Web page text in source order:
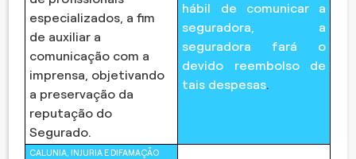
especializados, a fim
de auxiliar a
comunicação com a
imprensa, objetivando
a preservação da
reputação do
Segurado.
hábil de comunicar a
seguradora, a
seguradora fará o
devido reembolso de
tais despesas.
CALUNIA, INJURIA E DIFAMAÇÃO